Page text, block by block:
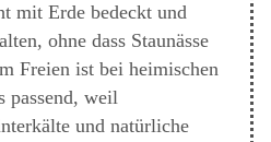
mit Erde bedeckt und
ohne dass Staunässe
Freien ist bei heimischen
passend, weil
und natürliche